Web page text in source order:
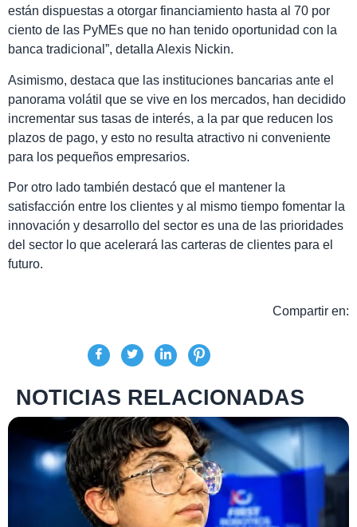
están dispuestas a otorgar financiamiento hasta al 70 por
ciento de las PyMEs que no han tenido oportunidad con la
banca tradicional”, detalla Alexis Nickin.
Asimismo, destaca que las instituciones bancarias ante el
panorama volátil que se vive en los mercados, han decidido
incrementar sus tasas de interés, a la par que reducen los
plazos de pago, y esto no resulta atractivo ni conveniente
para los pequeños empresarios.
Por otro lado también destacó que el mantener la
satisfacción entre los clientes y al mismo tiempo fomentar la
innovación y desarrollo del sector es una de las prioridades
del sector lo que acelerará las carteras de clientes para el
futuro.
Compartir en:
NOTICIAS RELACIONADAS